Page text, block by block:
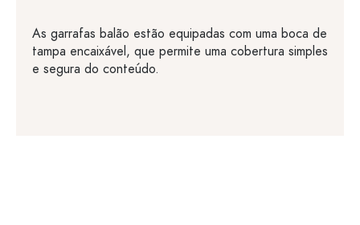
As garrafas balão estão equipadas com uma boca de
tampa encaixável, que permite uma cobertura simples
e segura do conteúdo.